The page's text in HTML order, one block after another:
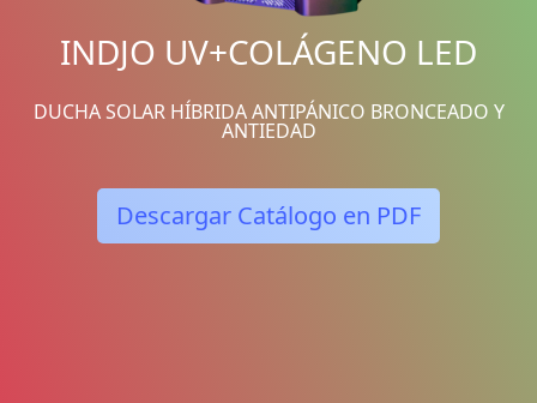
INDJO UV+COLÁGENO LED
DUCHA SOLAR HÍBRIDA ANTIPÁNICO BRONCEADO Y
ANTIEDAD
Descargar Catálogo en PDF